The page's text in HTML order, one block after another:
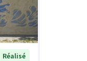
Réalisé